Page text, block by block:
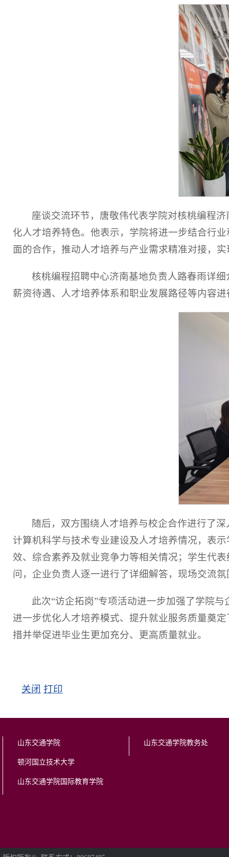
座谈交流环节，唐敬伟代表学院对核桃编程
化人才培养特色。他表示，学院将进一步结合行
面的合作，推动人才培养与产业需求精准对接，
核桃编程招聘中心济南基地负责人路春雨详
薪资待遇、人才培养体系和职业发展路径等内容
随后，双方围绕人才培养与校企合作进行了
计算机科学与技术专业建设及人才培养情况，表
效、综合素养及就业竞争力等相关情况；学生代
问，企业负责人逐一进行了详细解答，现场交流
此次“访企拓岗”专项活动进一步加强了学院
进一步优化人才培养模式、提升就业服务质量奠
措并举促进毕业生更加充分、更高质量就业。
关闭 打印
山东交通学院
顿河国立技术大学
山东交通学院国际教育学院
山东交通学院教务处